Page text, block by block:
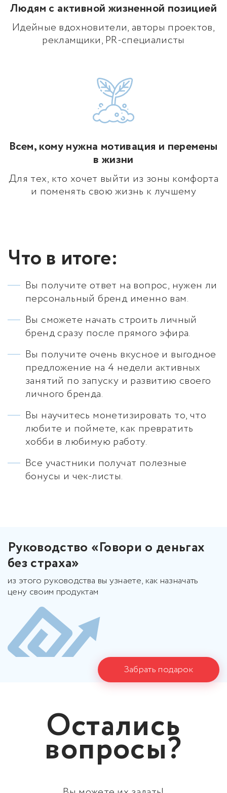
Людям с активной жизненной позицией
Идейные вдохновители, авторы проектов,
рекламщики, PR-специалисты
Всем, кому нужна мотивация и перемены
в жизни
Для тех, кто хочет выйти из зоны комфорта
и поменять свою жизнь к лучшему
Что в итоге:
Вы получите ответ на вопрос, нужен ли
персональный бренд именно вам.
Вы сможете начать строить личный
бренд сразу после прямого эфира.
Вы получите очень вкусное и выгодное
предложение на 4 недели активных
занятий по запуску и развитию своего
личного бренда.
Вы научитесь монетизировать то, что
любите и поймете, как превратить
хобби в любимую работу.
Все участники получат полезные
бонусы и чек-листы.
Руководство «Говори о деньгах
без страха»
из этого руководства вы узнаете, как назначать
цену своим продуктам
Забрать подарок
Остались
вопросы?